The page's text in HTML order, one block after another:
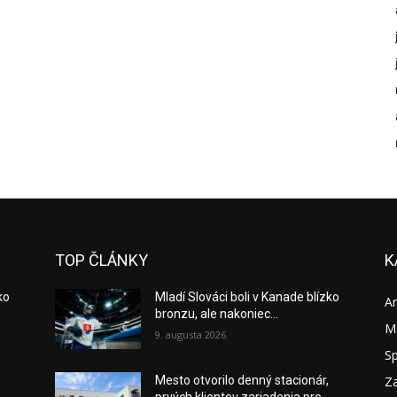
TOP ČLÁNKY
Mladí Slováci boli v Kanade blízko
bronzu, ale nakoniec...
9. augusta 2026
Mesto otvorilo denný stacionár,